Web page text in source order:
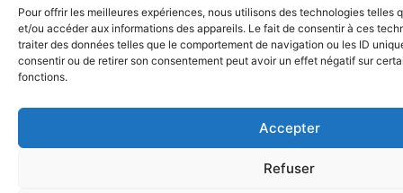
Pour offrir les meilleures expériences, nous utilisons des technologies telles
et/ou accéder aux informations des appareils. Le fait de consentir à ces
traiter des données telles que le comportement de navigation ou les ID
consentir ou de retirer son consentement peut avoir un effet négatif sur
fonctions.
Accepter
Refuser